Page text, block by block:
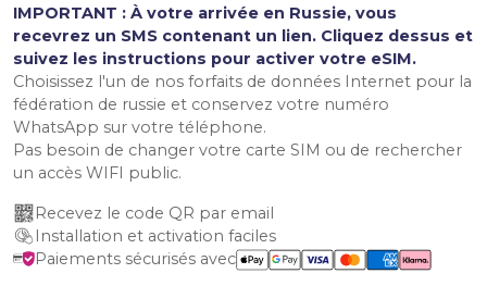
IMPORTANT : À votre arrivée en Russie, vous
recevrez un SMS contenant un lien. Cliquez dessus et
suivez les instructions pour activer votre eSIM.
Choisissez l'un de nos forfaits de données Internet pour la
fédération de russie et conservez votre numéro
WhatsApp sur votre téléphone.
Pas besoin de changer votre carte SIM ou de rechercher
un accès WIFI public.
Recevez le code QR par email
Installation et activation faciles
Paiements sécurisés avec